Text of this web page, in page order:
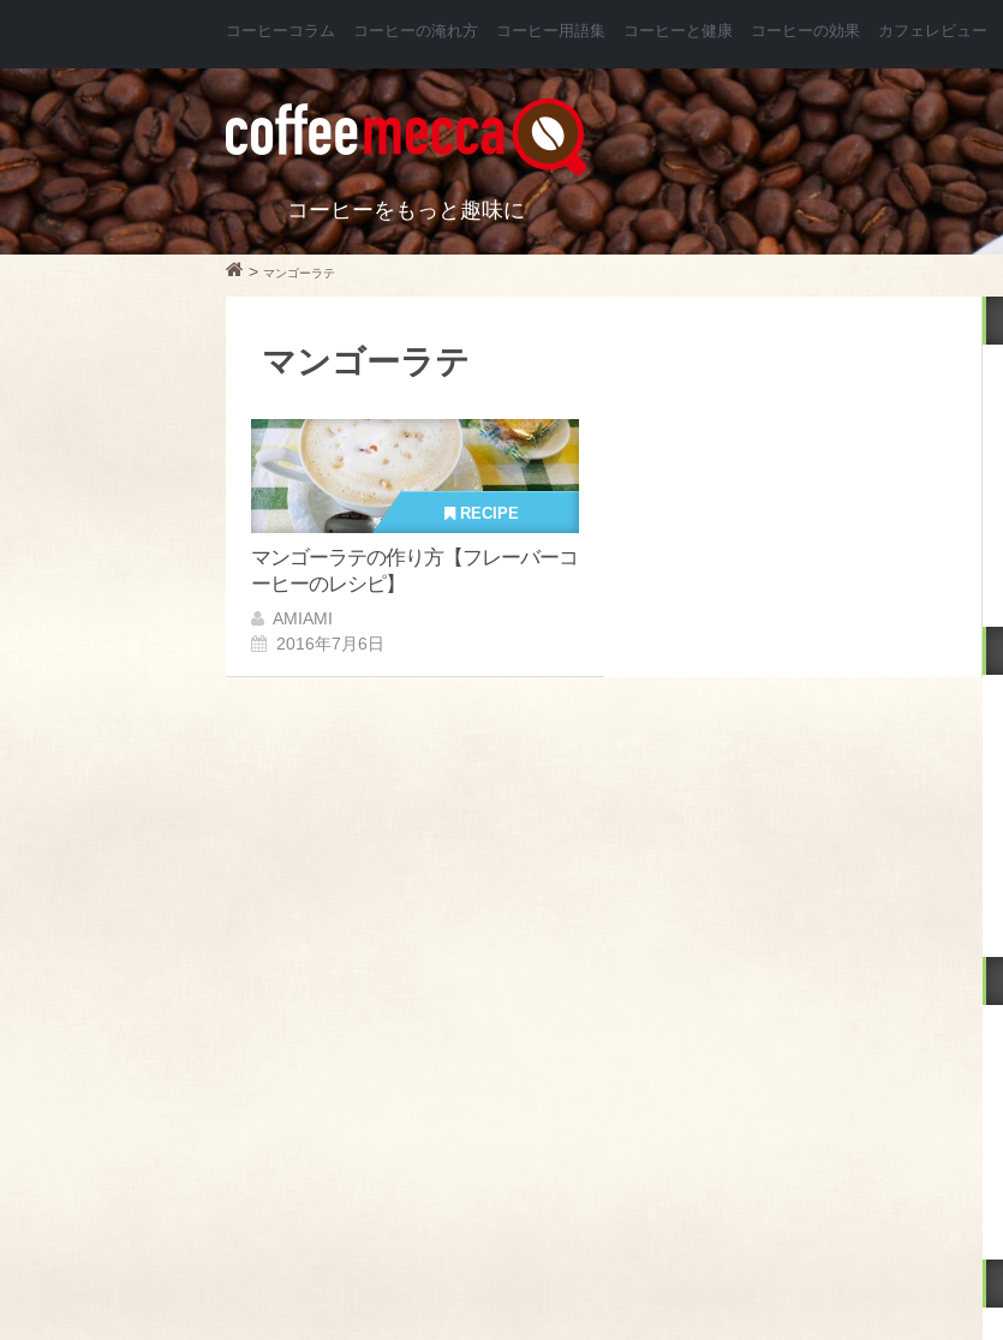
コーヒーコラム コーヒーの淹れ方 コーヒー用語集 コーヒーと健康 コーヒーの効果 カフェレビュー
コーヒーをもっと趣味に
> マンゴーラテ
マンゴーラテ
RECIPE
マンゴーラテの作り方【フレーバーコ
ーヒーのレシピ】
AMIAMI
2016年7月6日